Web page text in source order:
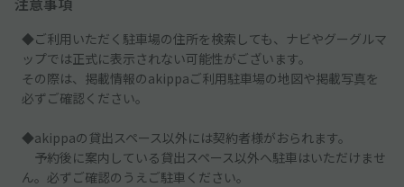
◆ご利用いただく駐車場の住所を検索しても、ナビやグーグルマ
ップでは正式に表示されない可能性がございます。
その際は、掲載情報のakippaご利用駐車場の地図や掲載写真を
必ずご確認ください。
◆akippaの貸出スペース以外には契約者様がおられます。
予約後に案内している貸出スペース以外へ駐車はいただけませ
ん。必ずご確認のうえご駐車ください。